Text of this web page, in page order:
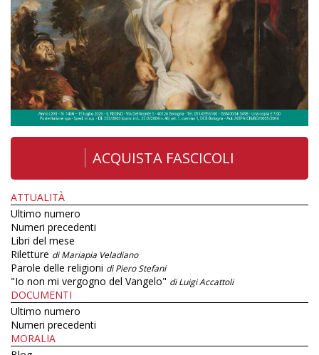
ACQUISTA FASCICOLI
ATTUALITÀ
Ultimo numero
Numeri precedenti
Libri del mese
Riletture di Mariapia Veladiano
Parole delle religioni di Piero Stefani
"Io non mi vergogno del Vangelo" di Luigi Accattoli
DOCUMENTI
Ultimo numero
Numeri precedenti
MORALIA